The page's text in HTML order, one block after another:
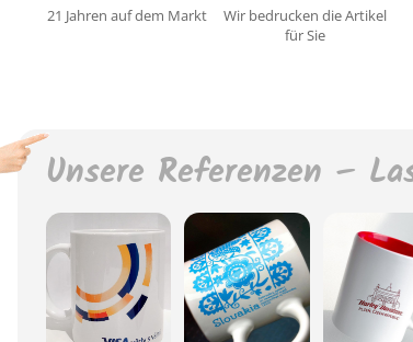
21 Jahren auf dem Markt
Wir bedrucken die Artikel
für Sie
Unsere Referenzen –